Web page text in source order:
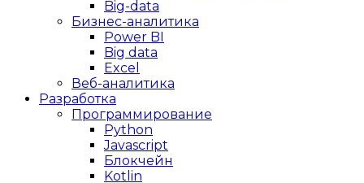
Big-data
Бизнес-аналитика
Power BI
Big data
Excel
Веб-аналитика
Разработка
Программирование
Python
Javascript
Блокчейн
Kotlin